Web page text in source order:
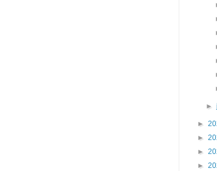
►
►
►
►
►